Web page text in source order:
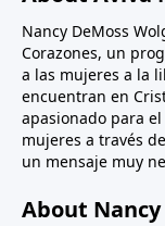
Nancy DeMoss
Corazones, un
a las mujeres a la
encuentran en
apasionado para
mujeres a través
un mensaje muy
About